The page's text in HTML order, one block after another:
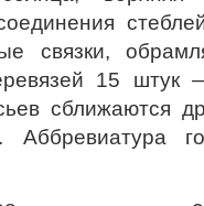
связки,
15 штук
сближаются
Аббревиатура